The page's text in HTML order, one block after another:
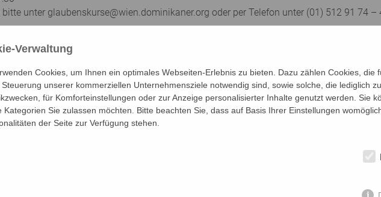
unter glaubenskurse@wien.dominikaner.org oder per Telefon unter (01) 512 91 74 –
jahrhundertealte Klostermauern schauen, ein vertieftes Verständnis der Symbolik einer
besser verstehen wollte, ist bei den Dominikanern in Wien genau richtig: Im
Pater Christoph Wekenborg OP, Pfarrer der Pfarre Maria Rotunda, von Februar bis
einer Kirchen-, Kloster- oder Themenführung in die Postgasse 4, 1010 Wien, ein.
Dominikanerkirche.
Verwaltung
Cookies, um Ihnen ein optimales Webseiten-Erlebnis zu bieten. Dazu zählen Cookies, die
unserer kommerziellen Unternehmensziele notwendig sind, sowie solche, die lediglich
für Komforteinstellungen oder zur Anzeige personalisierter Inhalte genutzt werden. Sie
Kategorien Sie zulassen möchten. Bitte beachten Sie, dass auf Basis Ihrer Einstellungen
der Seite zur Verfügung stehen.